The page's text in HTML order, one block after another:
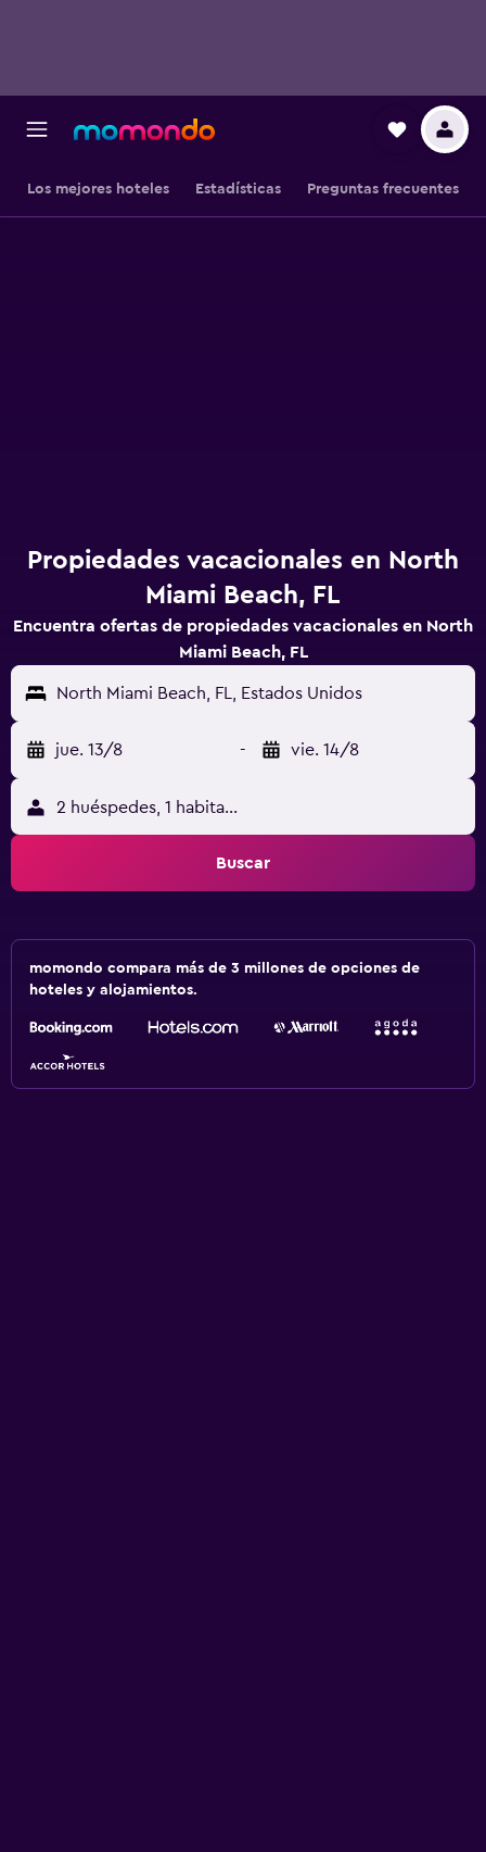
Los mejores hoteles Estadísticas Preguntas frecuentes
Propiedades vacacionales en North
Miami Beach, FL
Encuentra ofertas de propiedades vacacionales en North
Miami Beach, FL
North Miami Beach, FL, Estados Unidos
jue. 13/8 - vie. 14/8
2 huéspedes, 1 habitación
Buscar
momondo compara más de 3 millones de opciones de
hoteles y alojamientos.